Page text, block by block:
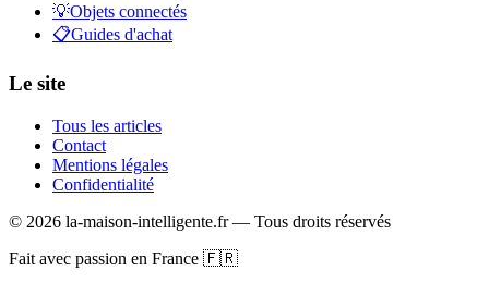
💡Objets connectés
📋Guides d'achat
Le site
Tous les articles
Contact
Mentions légales
Confidentialité
© 2026 la-maison-intelligente.fr — Tous droits réservés
Fait avec passion en France 🇫🇷